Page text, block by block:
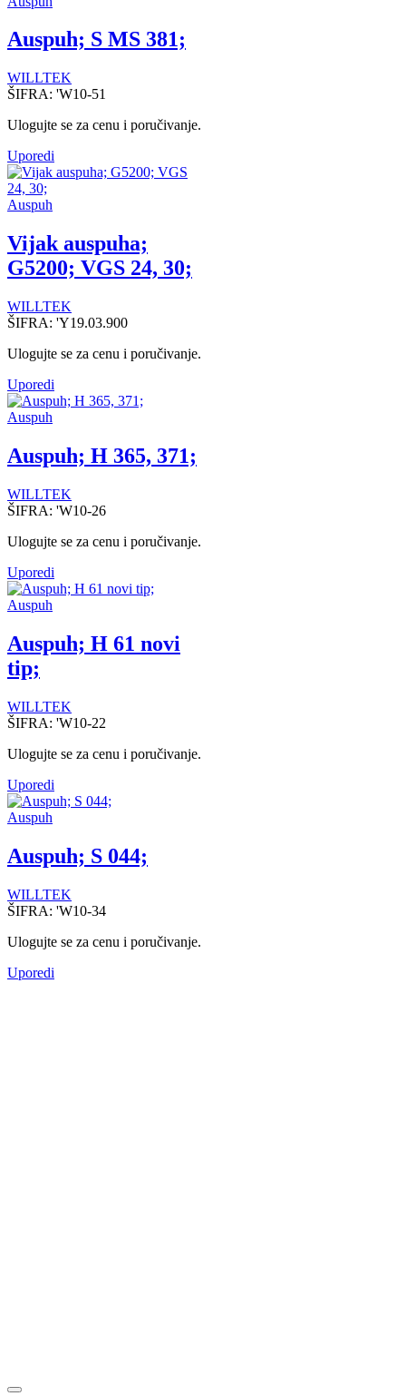
Auspuh; S MS 381;
WILLTEK
ŠIFRA: 'W10-51
Ulogujte se za cenu i poručivanje.
Uporedi
Auspuh
Vijak auspuha;
G5200; VGS 24, 30;
WILLTEK
ŠIFRA: 'Y19.03.900
Ulogujte se za cenu i poručivanje.
Uporedi
Auspuh
Auspuh; H 365, 371;
WILLTEK
ŠIFRA: 'W10-26
Ulogujte se za cenu i poručivanje.
Uporedi
Auspuh
Auspuh; H 61 novi
tip;
WILLTEK
ŠIFRA: 'W10-22
Ulogujte se za cenu i poručivanje.
Uporedi
Auspuh
Auspuh; S 044;
WILLTEK
ŠIFRA: 'W10-34
Ulogujte se za cenu i poručivanje.
Uporedi